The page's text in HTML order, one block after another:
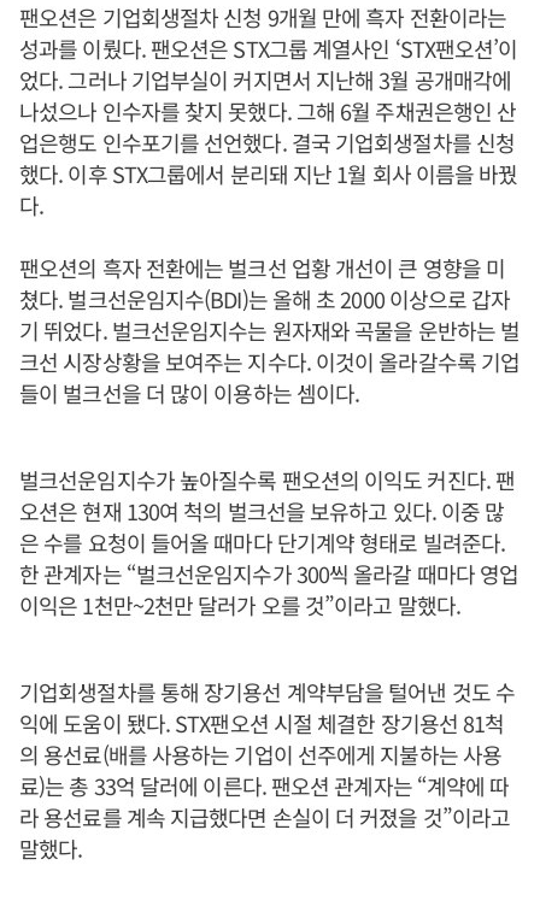
팬오션은 기업회생절차 신청 9개월 만에 흑자 전환이라는
성과를 이뤘다. 팬오션은 STX그룹 계열사인 ‘STX팬오션’이
었다. 그러나 기업부실이 커지면서 지난해 3월 공개매각에
나섰으나 인수자를 찾지 못했다. 그해 6월 주채권은행인 산
업은행도 인수포기를 선언했다. 결국 기업회생절차를 신청
했다. 이후 STX그룹에서 분리돼 지난 1월 회사 이름을 바꿨
다.
팬오션의 흑자 전환에는 벌크선 업황 개선이 큰 영향을 미
쳤다. 벌크선운임지수(BDI)는 올해 초 2000 이상으로 갑자
기 뛰었다. 벌크선운임지수는 원자재와 곡물을 운반하는 벌
크선 시장상황을 보여주는 지수다. 이것이 올라갈수록 기업
들이 벌크선을 더 많이 이용하는 셈이다.
벌크선운임지수가 높아질수록 팬오션의 이익도 커진다. 팬
오션은 현재 130여 척의 벌크선을 보유하고 있다. 이중 많
은 수를 요청이 들어올 때마다 단기계약 형태로 빌려준다.
한 관계자는 “벌크선운임지수가 300씩 올라갈 때마다 영업
이익은 1천만~2천만 달러가 오를 것”이라고 말했다.
기업회생절차를 통해 장기용선 계약부담을 털어낸 것도 수
익에 도움이 됐다. STX팬오션 시절 체결한 장기용선 81척
의 용선료(배를 사용하는 기업이 선주에게 지불하는 사용
료)는 총 33억 달러에 이른다. 팬오션 관계자는 “계약에 따
라 용선료를 계속 지급했다면 손실이 더 커졌을 것”이라고
말했다.